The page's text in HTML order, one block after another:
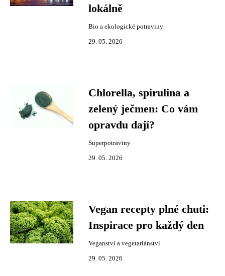
lokálně
Bio a ekologické potraviny
29. 05. 2026
Chlorella, spirulina a
zelený ječmen: Co vám
opravdu dají?
Superpotraviny
29. 05. 2026
Vegan recepty plné chuti:
Inspirace pro každý den
Veganství a vegetariánství
29. 05. 2026